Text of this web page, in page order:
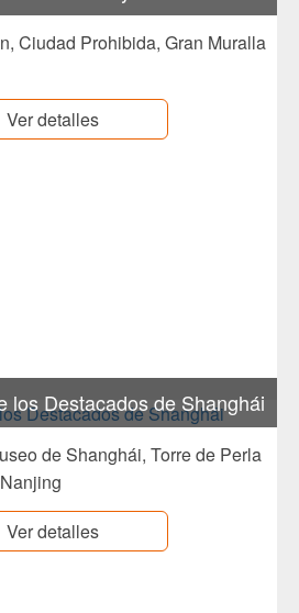
Ciudad Prohibida, Gran Muralla
Ver detalles
los Destacados de Shanghái
de Shanghái, Torre de Perla
Ver detalles